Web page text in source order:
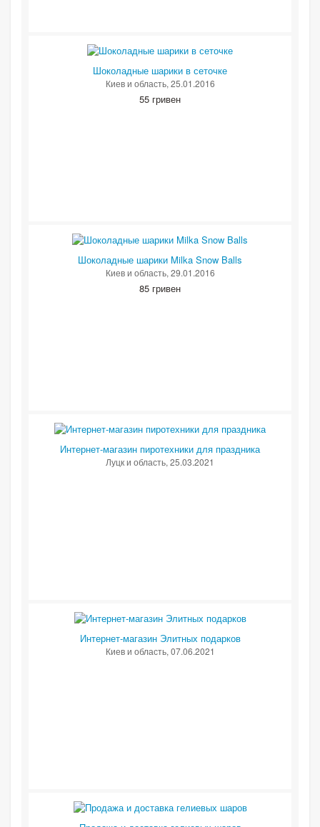
Шоколадные шарики в сеточке
Киев и область, 25.01.2016
55 гривен
Шоколадные шарики Milka Snow Balls
Киев и область, 29.01.2016
85 гривен
Интернет-магазин пиротехники для праздника
Луцк и область, 25.03.2021
Интернет-магазин Элитных подарков
Киев и область, 07.06.2021